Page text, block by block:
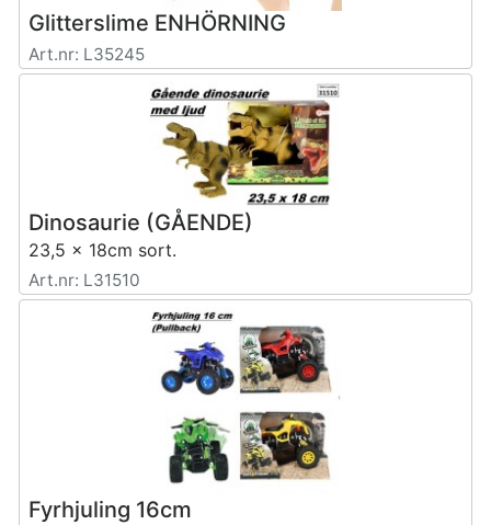
Glitterslime ENHÖRNING
Art.nr: L35245
Dinosaurie (GÅENDE)
23,5 x 18cm sort.
Art.nr: L31510
Fyrhjuling 16cm